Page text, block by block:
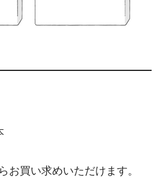
お買い求めいただけます。